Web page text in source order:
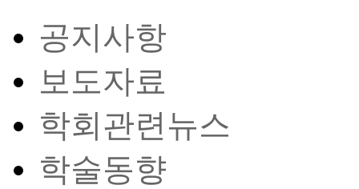
공지사항
보도자료
학회관련뉴스
학술동향